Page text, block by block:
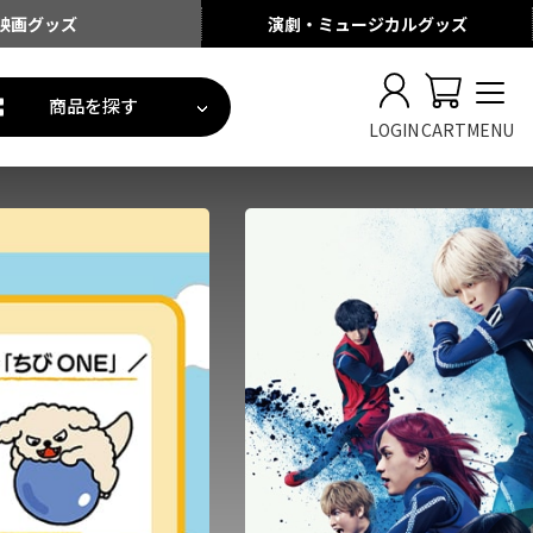
画グッズ 演劇・ミュージカルグッズ
商品を探す
LOGINCARTMENU